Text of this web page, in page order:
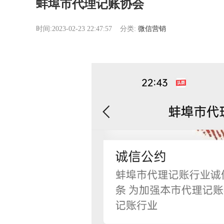
蚌埠市代理记账协会
时间:2023-02-23 22:47:57 分类: 微信营销